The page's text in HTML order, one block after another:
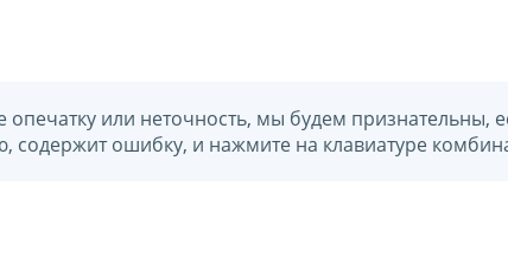
опечатку или неточность, мы будем признательны,
содержит ошибку, и нажмите на клавиатуре